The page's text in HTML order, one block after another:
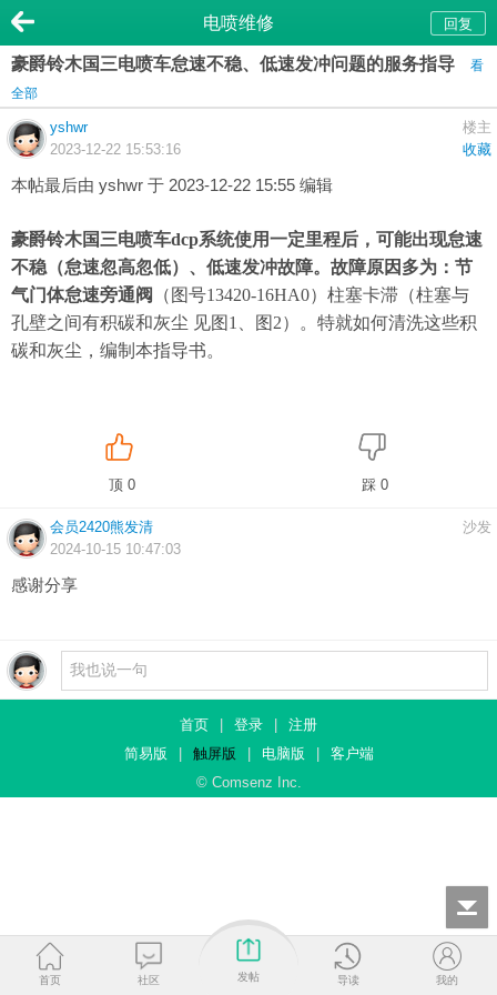
回复
电喷维修
豪爵铃木国三电喷车怠速不稳、低速发冲问题的服务指导
看
全部
楼主
yshwr
收藏
2023-12-22 15:53:16
本帖最后由 yshwr 于 2023-12-22 15:55 编辑
豪爵铃木国三电喷车dcp系统使用一定里程后，可能出现怠速
不稳（怠速忽高忽低）、低速发冲故障。故障原因多为：节
气门体怠速旁通阀
（图号13420-16HA0）柱塞卡滞（柱塞与
孔壁之间有积碳和灰尘 见图1、图2）。特就如何清洗这些积
碳和灰尘，编制本指导书。
顶 0 踩 0
沙发
会员2420熊发清
2024-10-15 10:47:03
感谢分享
首页 登录
注册
简易版
触屏版 电脑版
客户端
© Comsenz Inc.
首页 社区 发帖 导读 我的